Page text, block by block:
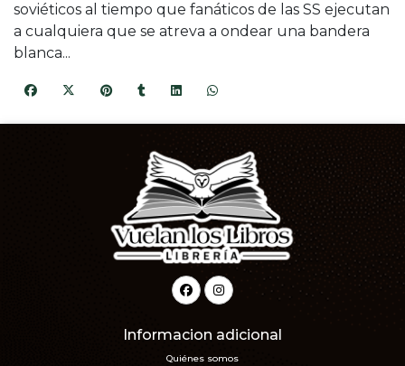
soviéticos al tiempo que fanáticos de las SS ejecutan
a cualquiera que se atreva a ondear una bandera
blanca...
Informacion adicional
Quiénes somos